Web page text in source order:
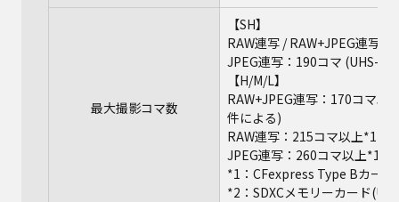
最大撮影コマ数
【SH】
RAW連写 / RAW+JPEG連写
JPEG連写：190コマ (UHS-Ⅱ
【H/M/L】
RAW+JPEG連写：170コマ以
件による)
RAW連写：215コマ以上*1、
JPEG連写：260コマ以上*1
*1：CFexpress Type Bカード
*2：SDXCメモリーカード